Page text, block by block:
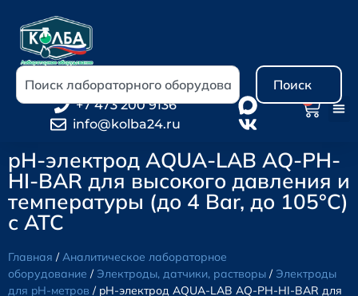
Поиск
+7 473 200 9136
info@kolba24.ru
pH-электрод AQUA-LAB AQ-PH-
HI-BAR для высокого давления и
температуры (до 4 Bar, до 105°C)
с ATC
Главная /Аналитическое лабораторное
оборудование / Электроды, датчики, растворы / Электроды
для pH-метров / pH-электрод AQUA-LAB AQ-PH-HI-BAR для